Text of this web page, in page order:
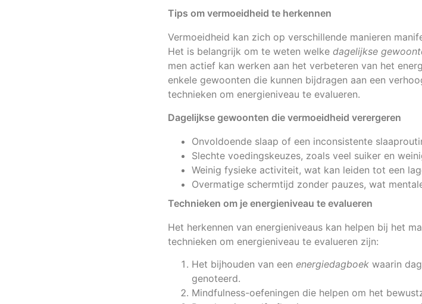
Tips om vermoeidheid te herkennen
Vermoeidheid kan zich op verschillende manieren
Het is belangrijk om te weten welke dagelijkse
men actief kan werken aan het verbeteren van het
enkele gewoonten die kunnen bijdragen aan een
technieken om energieniveau te evalueren.
Dagelijkse gewoonten die vermoeidheid verergeren
Onvoldoende slaap of een inconsistente
Slechte voedingskeuzes, zoals veel suiker en
Weinig fysieke activiteit, wat kan leiden tot een
Overmatige schermtijd zonder pauzes, wat
Technieken om je energieniveau te evalueren
Het herkennen van energieniveaus kan helpen bij het
technieken om energieniveau te evalueren zijn:
Het bijhouden van een energiedagboek waarin
genoteerd.
Mindfulness-oefeningen die helpen om het